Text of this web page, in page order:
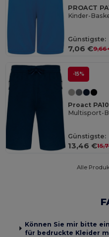
PROACT
Kinder-
Günstigste:
7,06 €9,66
-15%
Proact
Günstigste:
13,46 €
Alle
Können Sie mir bitte
für bedruckte Kleider